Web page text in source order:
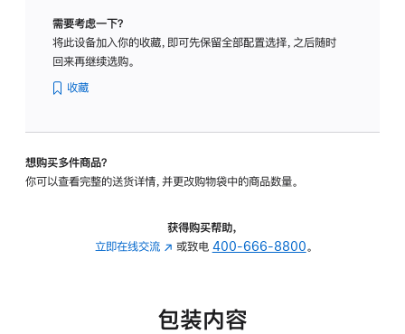
璃
转
的
需要考虑一下？
将此设备加入你的收藏，即可先保留全部配置选择，之后随时
回来再继续选购。
收藏
想购买多件商品？
你可以查看完整的送货详情，并更改购物袋中的商品数量。
获得购买帮助，
立即在线交流 (在
中
或致电 400-666-8800。
包装内容